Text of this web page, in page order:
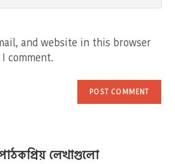
and website in this browser
comment.
লেখাগুলো